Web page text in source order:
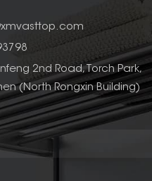
2nd Road, Torch Park,
(North Rongxin Building)